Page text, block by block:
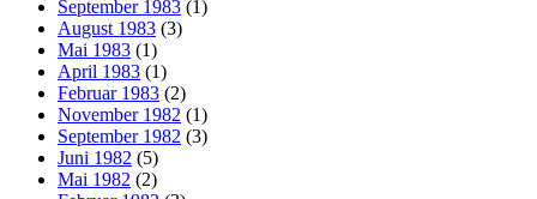
September 1983 (1)
August 1983 (3)
Mai 1983 (1)
April 1983 (1)
Februar 1983 (2)
November 1982 (1)
September 1982 (3)
Juni 1982 (5)
Mai 1982 (2)